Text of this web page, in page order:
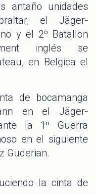
antaño unidades
el Jäger-
y el 2º Batallon
inglés se
en Belgica el
de bocamanga
en el Jäger-
la 1º Guerra
en el siguiente
Guderian.
la cinta de